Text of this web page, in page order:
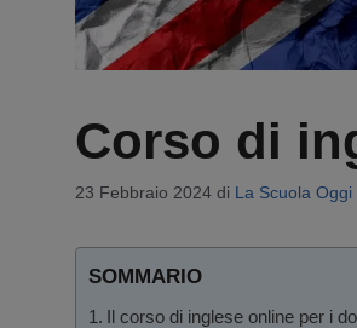
Corso di
23 Febbraio 2024 di La Scuola Oggi
SOMMARIO
Il corso di inglese online per i